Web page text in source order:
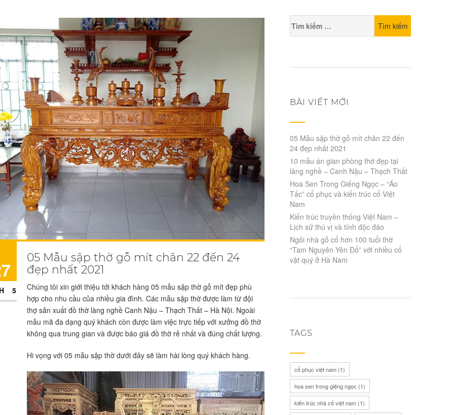
05 Mẫu sập thờ gỗ mít chân 22 đến 24
đẹp nhất 2021
Chúng tôi xin giới thiệu tới khách hàng 05 mẫu sập thờ gỗ mít đẹp phù
hợp cho nhu cầu của nhiều gia đình. Các mẫu sập thờ được làm từ đội
thợ sản xuất đồ thờ làng nghề Canh Nậu – Thạch Thất – Hà Nội. Ngoài
mẫu mã đa dạng quý khách còn được làm việc trực tiếp với xưởng đồ thờ
không qua trung gian và được báo giá đồ thờ rẻ nhất và đúng chất lượng.
Hi vọng với 05 mẫu sập thờ dưới đây sẽ làm hài lòng quý khách hàng.
kiếm
BÀI VIẾT MỚI
05 Mẫu sập thờ gỗ mít chân 22 đến
24 đẹp nhất 2021
10 mẫu án gian phòng thờ đẹp tại
làng nghề – Canh Nậu – Thạch Thất
Hoa Sen Trong Giếng Ngọc – “Áo
Tấc” cổ phục và kiến trúc cổ Việt
Nam
Kiến trúc truyền thống Việt Nam –
Lịch sử thú vị và tính độc đáo
Ngôi nhà gỗ cổ hơn 100 tuổi thờ
“Tam Nguyên Yên Đổ” với nhiều cổ
vật quý ở Hà Nam
TAGS
cổ phục việt nam(1)
hoa sen trong giếng ngọc (1)
kiến trúc nhà cổ việt nam(1)